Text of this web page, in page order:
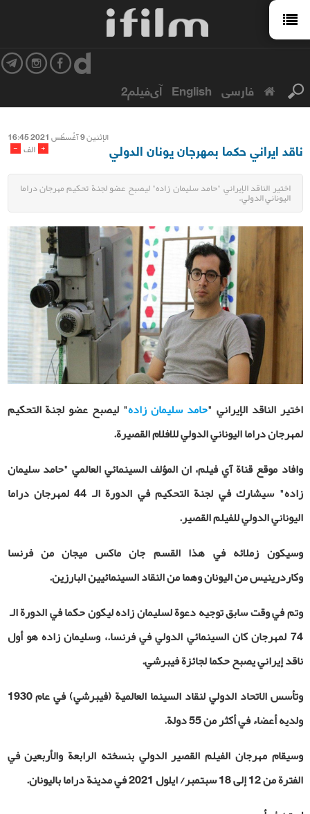
فارسی English آی‌فیلم2
الإثنین 9 آغُسطُس 2021 16:45
- الف + ناقد ايراني حكما بمهرجان یونان الدولي
اختير الناقد الإيراني "حامد سليمان زاده" ليصبح عضو لجنة تحكيم مهرجان دراما
الیوناني الدولي.
اختير الناقد الإيراني "حامد سليمان زاده" ليصبح عضو لجنة التحكيم
لمهرجان دراما الیوناني الدولي للافلام القصيرة.
وافاد موقع قناة آي فيلم، ان المؤلف السينمائي العالمي "حامد سلیمان
‌زاده" سيشارك في لجنة التحكيم في الدورة الـ 44 لمهرجان دراما
الیوناني الدولي للفيلم القصير.
وسيكون زملائه في هذا القسم جان ماكس ميجان من فرنسا
وكاردرينيس من اليونان وهما من النقاد السينمائيين البارزین.
وتم في وقت سابق توجيه دعوة لسلیمان زاده ليكون حكما في الدورة الـ
74 لمهرجان كان السينمائي الدولي في فرنسا.، وسليمان زاده هو أول
ناقد إيراني يصبح حكما لجائزة فيبرشي.
وتأسس الاتحاد الدولي لنقاد السينما العالمية (فيبرشي) في عام 1930
ولديه أعضاء في أكثر من 55 دولة
.
وسیقام مهرجان الفيلم القصير الدولي بنسخته الرابعة والأربعین في
الفترة من 12 إلى 18 سبتمبر/ ايلول 2021 في مدینة دراما بالیونان
.